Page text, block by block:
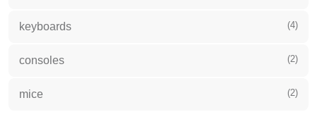
keyboards (4)
consoles (2)
mice (2)